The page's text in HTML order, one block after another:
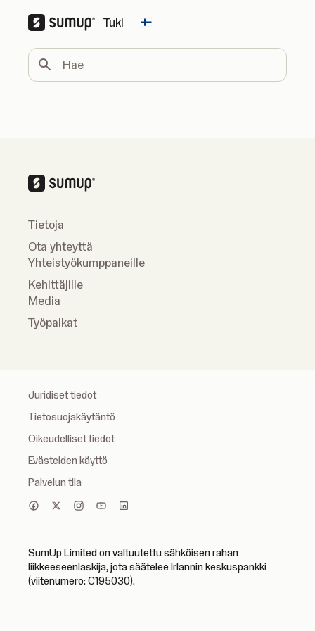
Tuki Change country
Hae
Tietoja
Ota yhteyttä
Yhteistyökumppaneille
Kehittäjille
Media
Työpaikat
Juridiset tiedot
Tietosuojakäytäntö
Oikeudelliset tiedot
Evästeiden käyttö
Palvelun tila
SumUp Limited on valtuutettu sähköisen rahan
liikkeeseenlaskija, jota säätelee Irlannin keskuspankki
(viitenumero: C195030).